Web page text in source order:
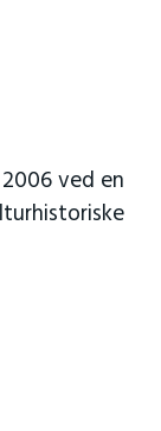
ved en